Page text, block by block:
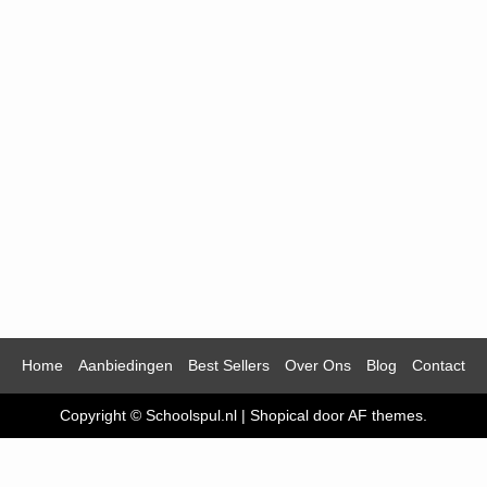
Home Aanbiedingen Best Sellers Over Ons Blog Contact
Copyright © Schoolspul.nl | Shopical door AF themes.